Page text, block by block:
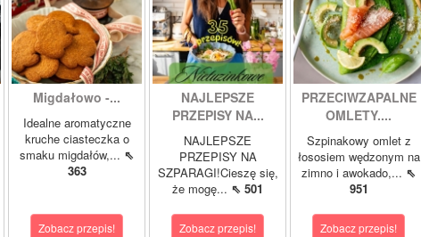
Migdałowo -...
Idealne aromatyczne
kruche ciasteczka o
smaku migdałów,... ⇖
363
Zobacz przepis!
NAJLEPSZE
PRZEPISY NA...
NAJLEPSZE
PRZEPISY NA
SZPARAGI!Cieszę się,
że mogę... ⇖ 501
Zobacz przepis!
PRZECIWZAPALNE
OMLETY....
Szpinakowy omlet z
łososiem wędzonym na
zimno i awokado,... ⇖
951
Zobacz przepis!